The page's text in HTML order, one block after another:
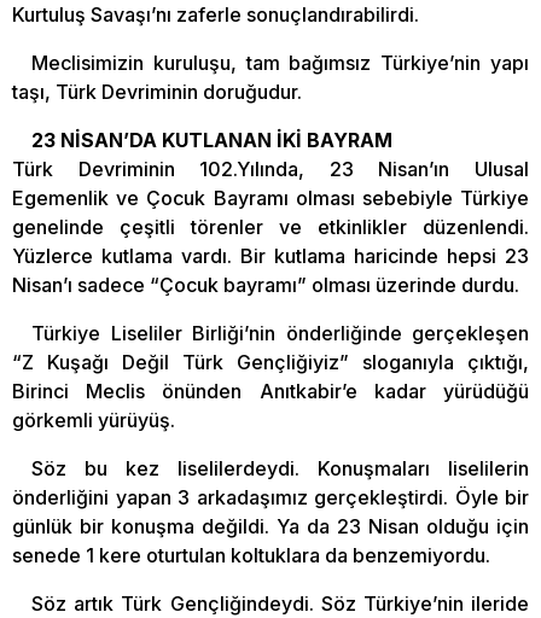
Kurtuluş Savaşı’nı zaferle sonuçlandırabilirdi.
Meclisimizin kuruluşu, tam bağımsız Türkiye’nin yapı
taşı, Türk Devriminin doruğudur.
23 NİSAN’DA KUTLANAN İKİ BAYRAM
Türk Devriminin 102.Yılında, 23 Nisan’ın Ulusal
Egemenlik ve Çocuk Bayramı olması sebebiyle Türkiye
genelinde çeşitli törenler ve etkinlikler düzenlendi.
Yüzlerce kutlama vardı. Bir kutlama haricinde hepsi 23
Nisan’ı sadece “Çocuk bayramı” olması üzerinde durdu.
Türkiye Liseliler Birliği’nin önderliğinde gerçekleşen
“Z Kuşağı Değil Türk Gençliğiyiz” sloganıyla çıktığı,
Birinci Meclis önünden Anıtkabir’e kadar yürüdüğü
görkemli yürüyüş.
Söz bu kez liselilerdeydi. Konuşmaları liselilerin
önderliğini yapan 3 arkadaşımız gerçekleştirdi. Öyle bir
günlük bir konuşma değildi. Ya da 23 Nisan olduğu için
senede 1 kere oturtulan koltuklara da benzemiyordu.
Söz artık Türk Gençliğindeydi. Söz Türkiye’nin ileride